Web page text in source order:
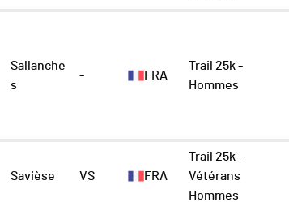
Sallanche
s
- FRA
Trail 25k -
Hommes
Savièse VS FRA
Trail 25k -
Vétérans
Hommes